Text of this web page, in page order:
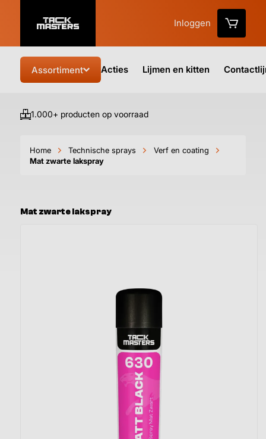
Inloggen
Assortiment Acties Lijmen en kitten
1.000+ producten op voorraad
Home Technische sprays
Verf en coating
Mat zwarte lakspray
Mat zwarte lakspray